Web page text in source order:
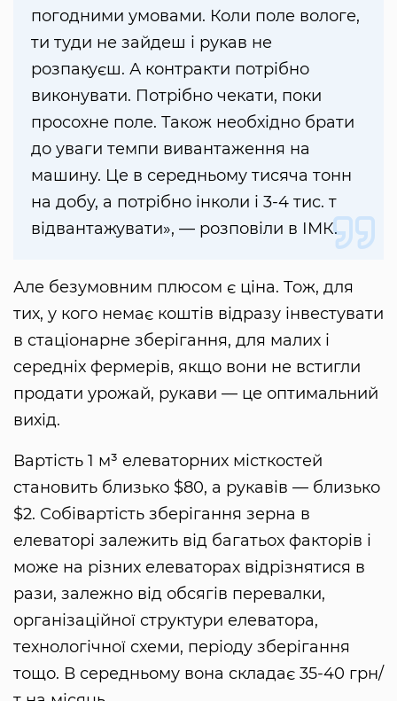
погодними умовами. Коли поле вологе,
ти туди не зайдеш і рукав не
розпакуєш. А контракти потрібно
виконувати. Потрібно чекати, поки
просохне поле. Також необхідно брати
до уваги темпи вивантаження на
машину. Це в середньому тисяча тонн
на добу, а потрібно інколи і 3-4 тис. т
відвантажувати», — розповіли в ІМК.
Але безумовним плюсом є ціна. Тож, для
тих, у кого немає коштів відразу інвестувати
в стаціонарне зберігання, для малих і
середніх фермерів, якщо вони не встигли
продати урожай, рукави — це оптимальний
вихід.
Вартість 1 м³ елеваторних місткостей
становить близько $80, а рукавів — близько
$2. Собівартість зберігання зерна в
елеваторі залежить від багатьох факторів і
може на різних елеваторах відрізнятися в
рази, залежно від обсягів перевалки,
організаційної структури елеватора,
технологічної схеми, періоду зберігання
тощо. В середньому вона складає 35-40 грн/